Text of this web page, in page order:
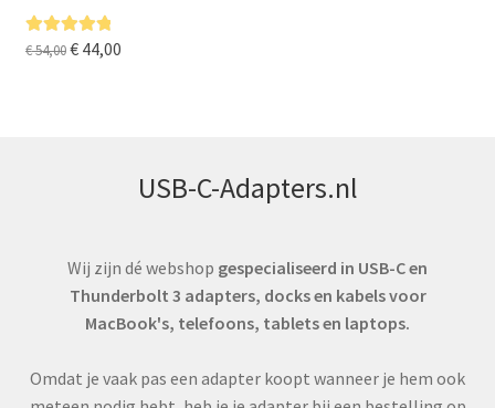
Gewaardeer
€54,00Oorspronkelijke
€44,00Huidige
USB-C-Adapters.nl
Wij zijn dé webshop gespecialiseerd in USB-C en
Thunderbolt 3 adapters, docks en kabels voor
MacBook's, telefoons, tablets en laptops.
Omdat je vaak pas een adapter koopt wanneer je hem ook